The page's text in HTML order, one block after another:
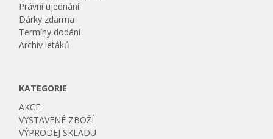
Právní ujednání
Dárky zdarma
Termíny dodání
Archiv letáků
KATEGORIE
AKCE
VYSTAVENÉ ZBOŽÍ
VÝPRODEJ SKLADU